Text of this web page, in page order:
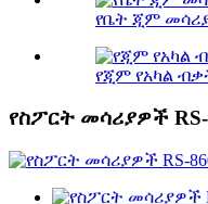
የቤት ጂም
የጂም የአካል
የስፖርት መሳሪያዎች RS-